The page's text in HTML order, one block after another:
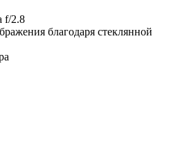
f/2.8
благодаря стеклянной